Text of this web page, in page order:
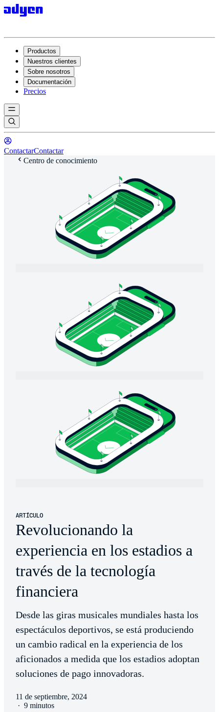
Productos
Nuestros clientes
Sobre nosotros
Documentación
Precios
ContactarContactar
Centro de conocimiento
ARTÍCULO
Revolucionando la
experiencia en los estadios a
través de la tecnología
financiera
Desde las giras musicales mundiales hasta los
espectáculos deportivos, se está produciendo
un cambio radical en la experiencia de los
aficionados a medida que los estadios adoptan
soluciones de pago innovadoras.
11 de septiembre, 2024
· 9 minutos